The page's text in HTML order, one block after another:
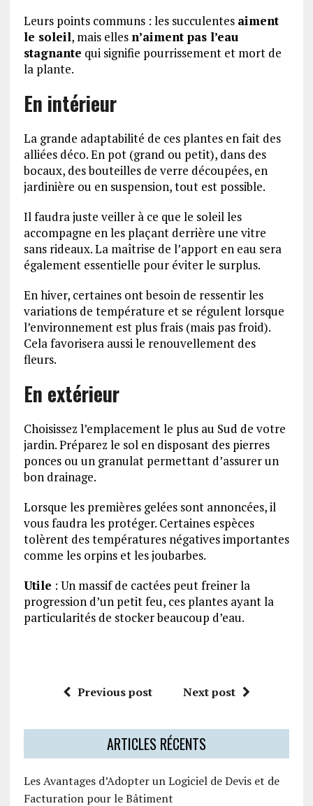
Leurs points communs : les succulentes aiment
le soleil, mais elles n’aiment pas l’eau
stagnante qui signifie pourrissement et mort de
la plante.
En intérieur
La grande adaptabilité de ces plantes en fait des
alliées déco. En pot (grand ou petit), dans des
bocaux, des bouteilles de verre découpées, en
jardinière ou en suspension, tout est possible.
Il faudra juste veiller à ce que le soleil les
accompagne en les plaçant derrière une vitre
sans rideaux. La maîtrise de l’apport en eau sera
également essentielle pour éviter le surplus.
En hiver, certaines ont besoin de ressentir les
variations de température et se régulent lorsque
l’environnement est plus frais (mais pas froid).
Cela favorisera aussi le renouvellement des
fleurs.
En extérieur
Choisissez l’emplacement le plus au Sud de votre
jardin. Préparez le sol en disposant des pierres
ponces ou un granulat permettant d’assurer un
bon drainage.
Lorsque les premières gelées sont annoncées, il
vous faudra les protéger. Certaines espèces
tolèrent des températures négatives importantes
comme les orpins et les joubarbes.
Utile : Un massif de cactées peut freiner la
progression d’un petit feu, ces plantes ayant la
particularités de stocker beaucoup d’eau.
Previous post Next post
ARTICLES RÉCENTS
Les Avantages d’Adopter un Logiciel de Devis et de
Facturation pour le Bâtiment